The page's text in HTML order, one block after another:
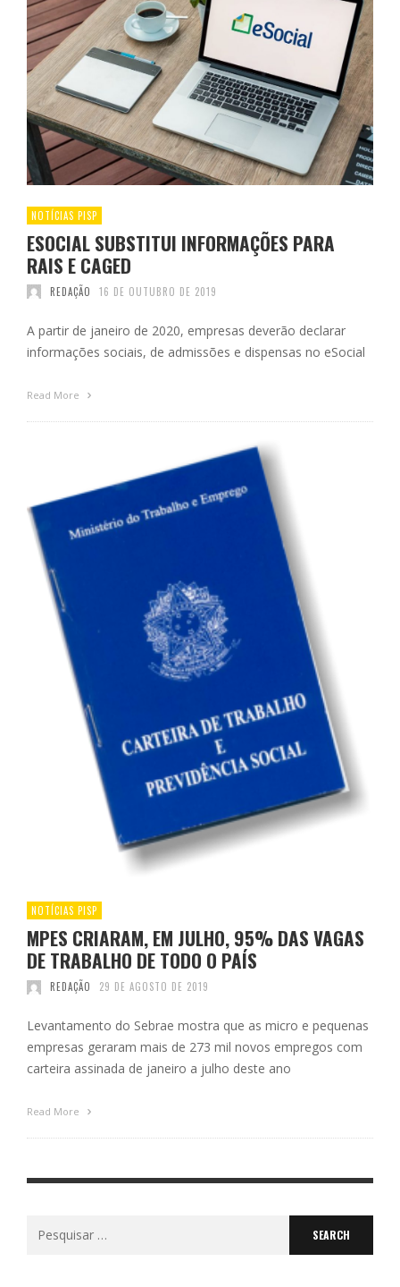
NOTÍCIAS PISP
ESOCIAL SUBSTITUI INFORMAÇÕES PARA
RAIS E CAGED
REDAÇÃO 16 DE OUTUBRO DE 2019
A partir de janeiro de 2020, empresas deverão declarar
informações sociais, de admissões e dispensas no eSocial
Read More
NOTÍCIAS PISP
MPES CRIARAM, EM JULHO, 95% DAS VAGAS
DE TRABALHO DE TODO O PAÍS
REDAÇÃO 29 DE AGOSTO DE 2019
Levantamento do Sebrae mostra que as micro e pequenas
empresas geraram mais de 273 mil novos empregos com
carteira assinada de janeiro a julho deste ano
Read More